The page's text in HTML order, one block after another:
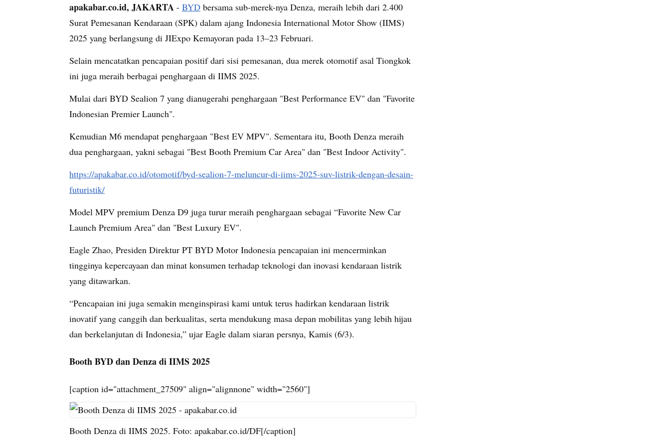
apakabar.co.id, JAKARTA - BYD bersama sub-merek-nya Denza, meraih lebih dari 2.400
Surat Pemesanan Kendaraan (SPK) dalam ajang Indonesia International Motor Show (IIMS)
2025 yang berlangsung di JIExpo Kemayoran pada 13–23 Februari.
Selain mencatatkan pencapaian positif dari sisi pemesanan, dua merek otomotif asal Tiongkok
ini juga meraih berbagai penghargaan di IIMS 2025.
Mulai dari BYD Sealion 7 yang dianugerahi penghargaan "Best Performance EV" dan "Favorite
Indonesian Premier Launch".
Kemudian M6 mendapat penghargaan "Best EV MPV". Sementara itu, Booth Denza meraih
dua penghargaan, yakni sebagai "Best Booth Premium Car Area" dan "Best Indoor Activity".
https://apakabar.co.id/otomotif/byd-sealion-7-meluncur-di-iims-2025-suv-listrik-dengan-desain-
futuristik/
Model MPV premium Denza D9 juga turur meraih penghargaan sebagai “Favorite New Car
Launch Premium Area" dan "Best Luxury EV".
Eagle Zhao, Presiden Direktur PT BYD Motor Indonesia pencapaian ini mencerminkan
tingginya kepercayaan dan minat konsumen terhadap teknologi dan inovasi kendaraan listrik
yang ditawarkan.
“Pencapaian ini juga semakin menginspirasi kami untuk terus hadirkan kendaraan listrik
inovatif yang canggih dan berkualitas, serta mendukung masa depan mobilitas yang lebih hijau
dan berkelanjutan di Indonesia,” ujar Eagle dalam siaran persnya, Kamis (6/3).
Booth BYD dan Denza di IIMS 2025
[caption id="attachment_27509" align="alignnone" width="2560"]
Booth Denza di IIMS 2025. Foto: apakabar.co.id/DF[/caption]